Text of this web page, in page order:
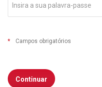
* Campos obrigatórios
Continuar